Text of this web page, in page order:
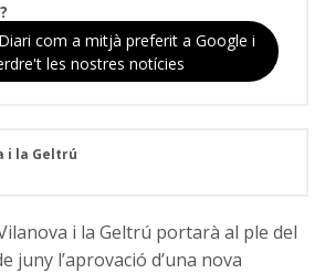
com a mitjà preferit a Google i
les nostres notícies
i la Geltrú
i la Geltrú portarà al ple del
juny l’aprovació d’una nova